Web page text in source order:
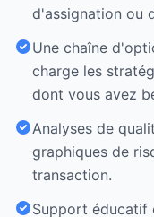
d'assignation ou
Une chaîne
charge les
dont vous avez
Analyses de
graphiques de
transaction.
Support éducatif